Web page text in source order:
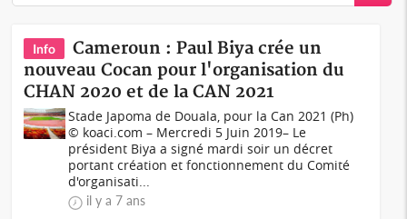
Info
Cameroun : Paul Biya crée un
nouveau Cocan pour l'organisation du
CHAN 2020 et de la CAN 2021
Stade Japoma de Douala, pour la Can 2021 (Ph)
© koaci.com – Mercredi 5 Juin 2019– Le
président Biya a signé mardi soir un décret
portant création et fonctionnement du Comité
d'organisati...
il y a 7 ans